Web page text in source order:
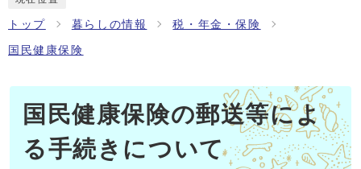
トップ 暮らしの情報 税・年金・保険
国民健康保険
国民健康保険の郵送等によ
る手続きについて